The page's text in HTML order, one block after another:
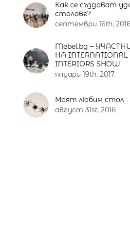
Как се създават
столове?
септември 16th, 2016
Mebel.bg –
НА INTERNATIONAL
INTERIORS SHOW
януари 19th, 2017
Моят любим стол
август 31st, 2016